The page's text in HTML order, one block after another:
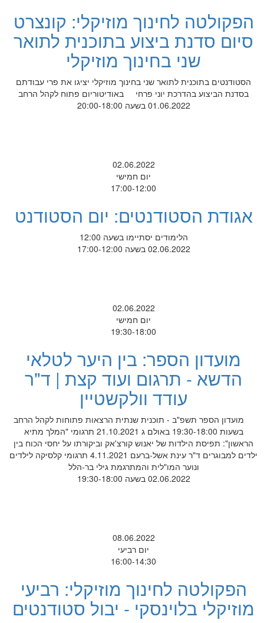
הפקולטה לחינוך מוזיקלי: קונצרט
סיום סדנת ביצוע בתוכנית לתואר
שני בחינוך מוזיקלי
הסטודנטים בתוכנית לתואר שני בחינוך מוזיקלי יציגו את פרי עבודתם
בסדנת הביצוע בהדרכת יוני פרחי באודיטוריום פתוח לקהל הרחב
01.06.2022 בשעה 20:00-18:00
02.06.2022
יום חמישי
17:00-12:00
אגודת הסטודנטים: יום הסטודנט
הלימודים יסתיימו בשעה 12:00
02.06.2022 בשעה 17:00-12:00
02.06.2022
יום חמישי
19:30-18:00
מועדון הספר: בין היער לטלאי
הדשא - תרגום ועוד קצת | ד"ר
עודד וולקשטיין
מועדון הספר תשפ"ב - תוכנית שנתית הרצאות פתוחות לקהל הרחב
בשעות 19:30-18:00 באולם ג 21.10.2021 תרגומי "המלך מתיא
הראשון": תפיסת הילדות של יאנוש קורצ'אק וביקורתו על יחסי הכוח בין
ילדים למבוגרים ד"ר עינת אשל-ברעם 4.11.2021 תרגומי קלסיקה לילדים
ונוער המו"לית והמתרגמת גילי בר-הלל
02.06.2022 בשעה 19:30-18:00
08.06.2022
יום רביעי
16:00-14:30
הפקולטה לחינוך מוזיקלי: רביעי
מוזיקלי בלוינסקי - יבול סטודנטים